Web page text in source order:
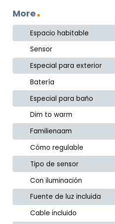
More
Espacio habitable
Sensor
Especial para exterior
Batería
Especial para baño
Dim to warm
Familienaam
Cómo regulable
Tipo de sensor
Con iluminación
Fuente de luz incluida
Cable incluido